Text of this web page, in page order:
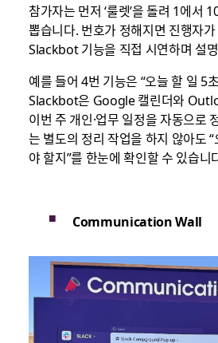
참가자는 먼저 ‘룰렛’을 돌려 1에서
뽑습니다. 번호가 정해지면 진행자
Slackbot 기능을 직접 시연하며 설
예를 들어 4번 기능은 “오늘 할 일 5
Slackbot은 Google 캘린더와
이번 주 개인·업무 일정을 자동으로
는 별도의 정리 작업을 하지 않아도
야 할지”를 한눈에 확인할 수 있습니
Communication Wall